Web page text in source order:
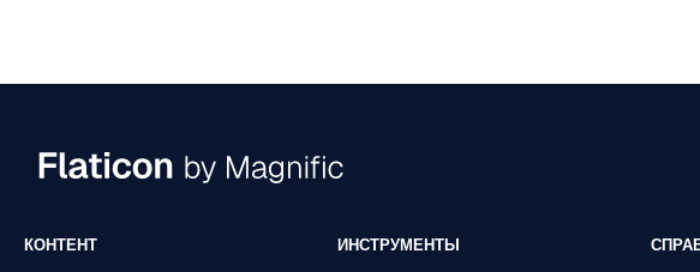
КОНТЕНТ ИНСТРУМЕНТЫ